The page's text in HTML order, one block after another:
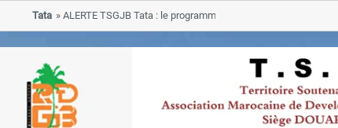
ALERTE TSGJB Tata : le programme de rehabilitation post-
progresse dans les zones sinistrees